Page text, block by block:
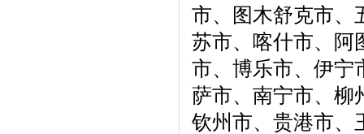
市、图木舒克市、
苏市、喀什市、阿
市、博乐市、伊宁
萨市、南宁市、柳
钦州市、贵港市、